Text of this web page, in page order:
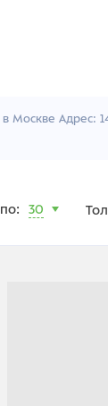
Москве Адрес:
30